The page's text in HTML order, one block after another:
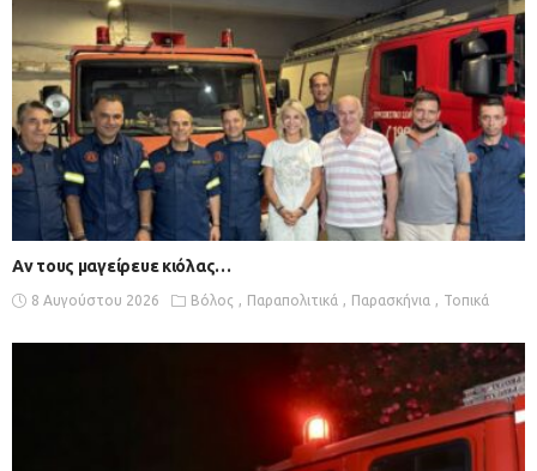
Αν τους μαγείρευε κιόλας…
8 Αυγούστου 2026 Βόλος Παραπολιτικά Παρασκήνια Τοπικά